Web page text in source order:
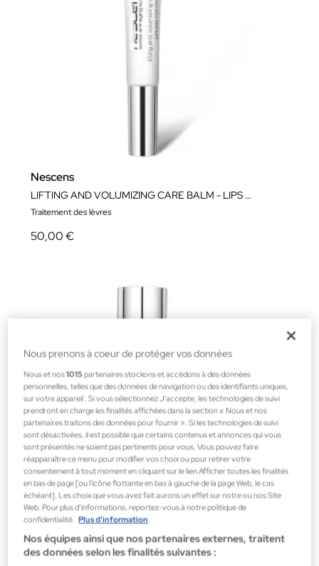
Nescens
LIFTING AND VOLUMIZING CARE BALM - LIPS AND CONTOUR
Traitement des lèvres
50,00 €
Nescens
BIPHASIC MAKEUP REMOVER - EYES AND LIPS
Démaquillant pour les yeux
Nous prenons à coeur de protéger vos données
Nous et nos1015 partenaires stockons et accédons à des données
personnelles, telles que des données de navigation ou des identifiants uniques,
sur votre appareil . Si vous sélectionnez J'accepte, les technologies de suivi
prendront en charge les finalités affichées dans la section « Nous et nos
partenaires traitons des données pour fournir ». Si les technologies de suivi
sont désactivées, il est possible que certains contenus et annonces qui vous
sont présentés ne soient pas pertinents pour vous. Vous pouvez faire
réapparaître ce menu pour modifier vos choix ou pour retirer votre
consentement à tout moment en cliquant sur le lien Afficher toutes les finalités
en bas de page [ou l'icône flottante en bas à gauche de la page Web, le cas
échéant]. Les choix que vous avez fait aurons un effet sur notre ou nos Site
Web. Pour plus d’informations, reportez-vous à notre politique de
confidentialité. Plus d'information
Nos équipes ainsi que nos partenaires externes, traitent
des données selon les finalités suivantes :